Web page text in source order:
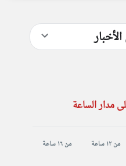
مدار الساعة
من ١٢ ساعة من ١٦ ساعة